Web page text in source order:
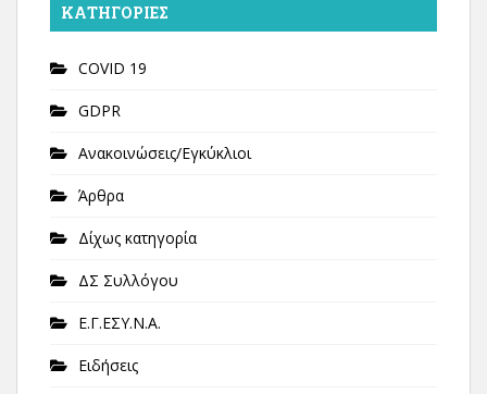
KΑΤΗΓΟΡΊΕΣ
COVID 19
GDPR
Ανακοινώσεις/Εγκύκλιοι
Άρθρα
Δίχως κατηγορία
ΔΣ Συλλόγου
Ε.Γ.ΕΣΥ.Ν.Α.
Ειδήσεις